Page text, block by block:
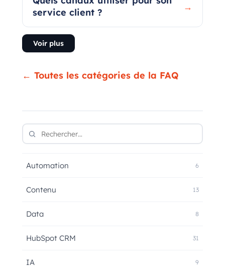
Automation 6
Contenu 13
Data 8
HubSpot CRM 31
IA 9
service client ?
→
Voir plus
← Toutes les catégories de la FAQ